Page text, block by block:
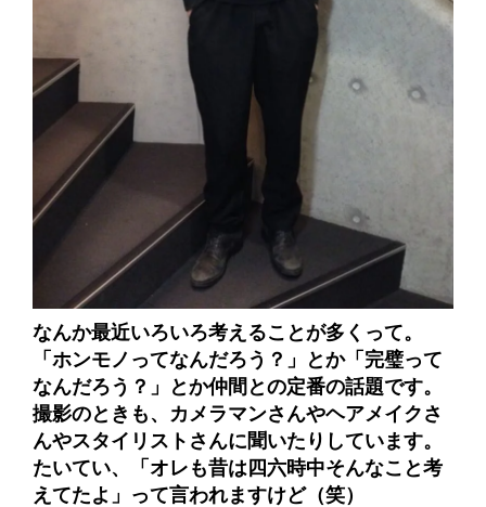
なんか最近いろいろ考えることが多くって。
「ホンモノってなんだろう？」とか「完璧って
なんだろう？」とか仲間との定番の話題です。
撮影のときも、カメラマンさんやヘアメイクさ
んやスタイリストさんに聞いたりしています。
たいてい、「オレも昔は四六時中そんなこと考
えてたよ」って言われますけど（笑）